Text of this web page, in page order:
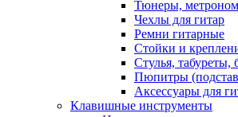
Тюнеры,
Чехлы для гитар
Ремни гитарные
Стойки и
Стулья, табуреты,
Пюпитры
Аксессуары для
Клавишные инструменты